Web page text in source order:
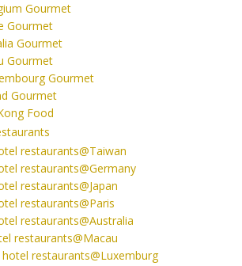
Gourmet
Gourmet
Gourmet
Gourmet
Gourmet
Gourmet
Food
restaurants@Taiwan
restaurants@Germany
restaurants@Japan
restaurants@Paris
restaurants@Australia
restaurants@Macau
hotel restaurants@Luxemburg